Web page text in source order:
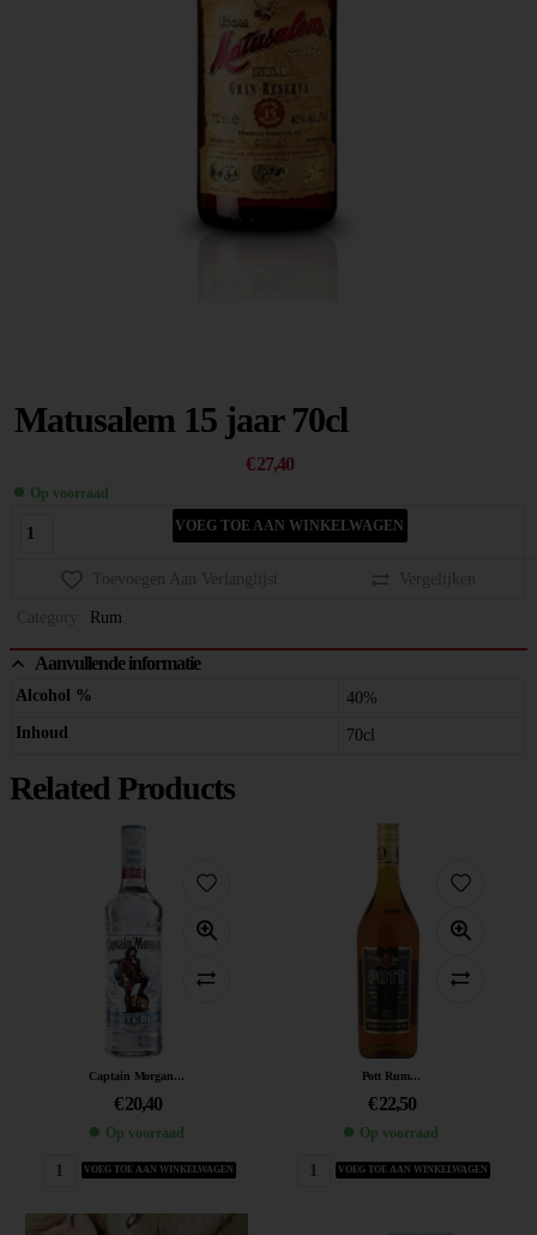
Matusalem 15 jaar 70cl
€27,40
Op voorraad
VOEG TOE AAN WINKELWAGEN
Toevoegen Aan Verlanglijst Vergelijken
Rum
Aanvullende informatie
Alcohol %
40%
Inhoud
70cl
Related Products
Captain Morgan...
€20,40
Op voorraad
VOEG TOE AAN WINKELWAGEN
Pott Rum...
€22,50
Op voorraad
VOEG TOE AAN WINKELWAGEN